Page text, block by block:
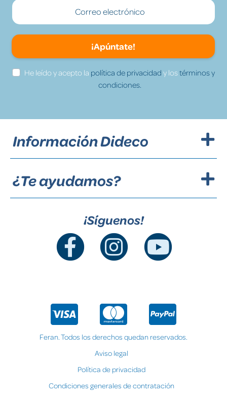
¡Apúntate!
He leído y acepto la política de privacidad y lostérminos y
condiciones.
Información Dideco
¿Te ayudamos?
¡Síguenos!
Feran. Todos los derechos quedan reservados.
Aviso legal
Política de privacidad
Condiciones generales de contratación